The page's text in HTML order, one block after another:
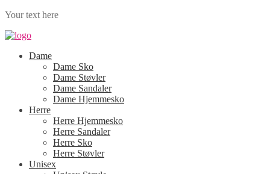
Your text here
Dame
Dame Sko
Dame Støvler
Dame Sandaler
Dame Hjemmesko
Herre
Herre Hjemmesko
Herre Sandaler
Herre Sko
Herre Støvler
Unisex